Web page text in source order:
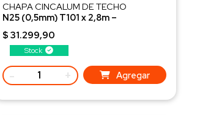
Stock
CHAPA CINCALUM DE TECHO
N25 (0,5mm) T101 x 2,8m –
Seleccionada 2DA
$ 31.299,90
- + Agregar